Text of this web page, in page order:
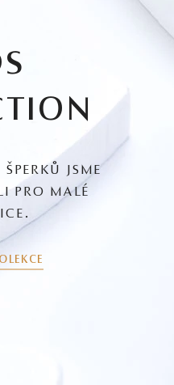
JSME
PRO MALÉ